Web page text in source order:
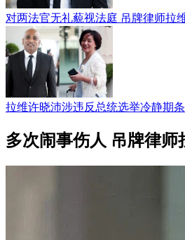
对两法官无礼藐视法庭 吊牌律师拉
拉维许晓沛涉违反总统选举冷静期
多次闹事伤人 吊牌律师